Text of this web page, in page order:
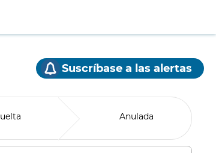
Suscríbase a las alertas
Anulada